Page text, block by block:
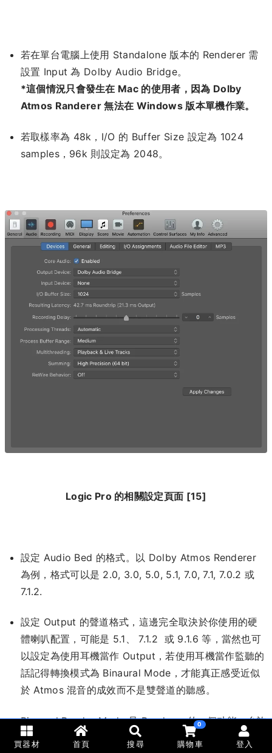
若在單台電腦上使用 Standalone 版本的 Renderer 需
設置 Input 為 Dolby Audio Bridge。
*這個情況只會發生在 Mac 的使用者，因為 Dolby
Atmos Randerer 無法在 Windows 版本單機作業。
若取樣率為 48k，I/O 的 Buffer Size 設定為 1024
samples，96k 則設定為 2048。
Logic Pro 的相關設定頁面 [15]
設定 Audio Bed 的格式。以 Dolby Atmos Renderer
為例，格式可以是 2.0, 3.0, 5.0, 5.1, 7.0, 7.1, 7.0.2 或
7.1.2.
設定 Output 的聲道格式，這邊完全取決於你使用的硬
體喇叭配置，可能是 5.1、 7.1.2 或 9.1.6 等，當然也可
以設定為使用耳機當作 Output，若使用耳機當作監聽的
話記得轉換模式為 Binaural Mode，才能真正感受近似
於 Atmos 混音的成效而不是雙聲道的聽感。
Binaural Render Mode 是 Renderer 的一個功能，允許
您通過元數據對混音中的每個Object 或 Bed 應用距離
買器材 首頁 搜尋
0
購物車 登入